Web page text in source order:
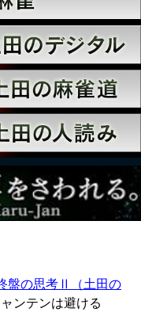
盤の思考Ⅱ（土田の
ンテンは避ける